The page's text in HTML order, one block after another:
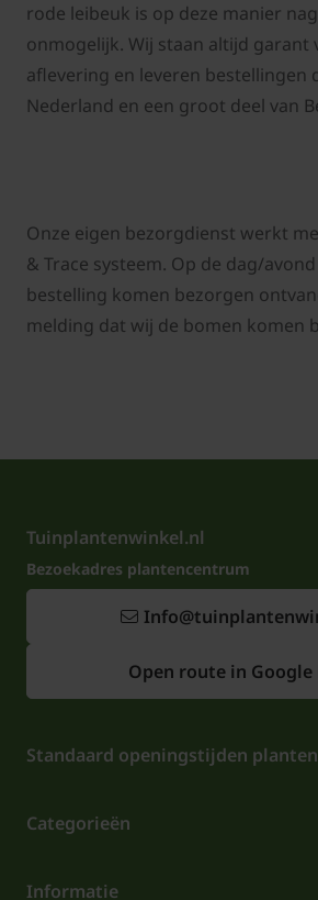
rode leibeuk is op deze manier
onmogelijk. Wij staan altijd garant
aflevering en leveren bestellingen
Nederland en een groot deel van
Onze eigen bezorgdienst werkt
& Trace systeem. Op de dag/
bestelling komen bezorgen
melding dat wij de bomen komen
Tuinplantenwinkel.nl
Bezoekadres plantencentrum
Open route in Google
Standaard openingstijden
Categorieën
Informatie